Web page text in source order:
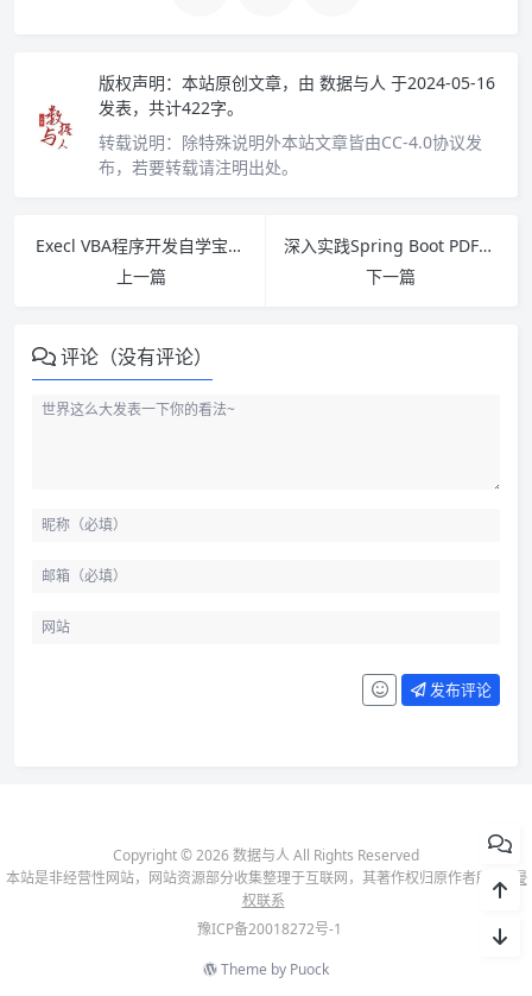
版权声明： 本站原创文章，由 数据与人 于2024-05-16
发表，共计422字。
转载说明： 除特殊说明外本站文章皆由CC-4.0协议发
布，若要转载请注明出处。
Execl VBA程序开发自学宝典第四版 PDF下载
上一篇
深入实践Spring Boot PDF下载
下一篇
评论（没有评论）
发布评论
Copyright © 2026 数据与人 All Rights Reserved
本站是非经营性网站，网站资源部分收集整理于互联网，其著作权归原作者所有-
侵
权联系
豫ICP备20018272号-1
Theme by Puock